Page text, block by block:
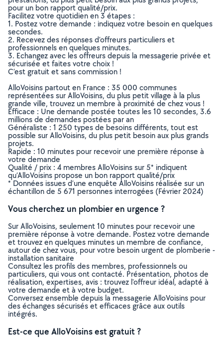
pour un bon rapport qualité/prix.
Facilitez votre quotidien en 3 étapes :
1. Postez votre demande : indiquez votre besoin en quelques
secondes.
2. Recevez des réponses d’offreurs particuliers et
professionnels en quelques minutes.
3. Echangez avec les offreurs depuis la messagerie privée et
sécurisée et faites votre choix !
C’est gratuit et sans commission !
AlloVoisins partout en France : 35 000 communes
représentées sur AlloVoisins, du plus petit village à la plus
grande ville, trouvez un membre à proximité de chez vous !
Efficace : Une demande postée toutes les 10 secondes, 3.6
millions de demandes postées par an
Généraliste : 1 250 types de besoins différents, tout est
possible sur AlloVoisins, du plus petit besoin aux plus grands
projets.
Rapide : 10 minutes pour recevoir une première réponse à
votre demande
Qualité / prix : 4 membres AlloVoisins sur 5* indiquent
qu’AlloVoisins propose un bon rapport qualité/prix
* Données issues d’une enquête AlloVoisins réalisée sur un
échantillon de 5 671 personnes interrogées (Février 2024)
Vous cherchez un plombier en urgence ?
Sur AlloVoisins, seulement 10 minutes pour recevoir une
première réponse à votre demande. Postez votre demande
et trouvez en quelques minutes un membre de confiance,
autour de chez vous, pour votre besoin urgent de plomberie -
installation sanitaire
Consultez les profils des membres, professionnels ou
particuliers, qui vous ont contacté. Présentation, photos de
réalisation, expertises, avis : trouvez l'offreur idéal, adapté à
votre demande et à votre budget.
Conversez ensemble depuis la messagerie AlloVoisins pour
des échanges sécurisés et efficaces grâce aux outils
intégrés.
Est-ce que AlloVoisins est gratuit ?